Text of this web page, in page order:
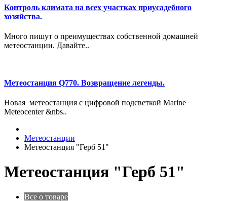
Контроль климата на всех участках приусадебного
хозяйства.
Много пишут о преимуществах собственной домашней
метеостанции. Давайте..
Метеостанция Q770. Возвращение легенды.
Новая метеостанция с цифровой подсветкой Marine
Meteocenter &nbs..
Метеостанции
Метеостанция "Герб 51"
Метеостанция "Герб 51"
Все о товаре